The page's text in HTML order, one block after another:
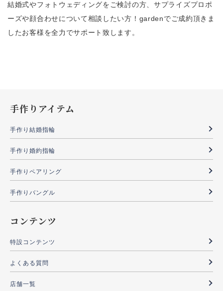
結婚式やフォトウェディングをご検討の方、サプライズプロポ
ーズや顔合わせについて相談したい方！gardenでご成約頂きま
したお客様を全力でサポート致します。
手作りアイテム
手作り結婚指輪
手作り婚約指輪
手作りペアリング
手作りバングル
コンテンツ
特設コンテンツ
よくある質問
店舗一覧